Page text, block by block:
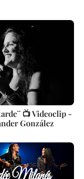
📺 Videoclip -
González